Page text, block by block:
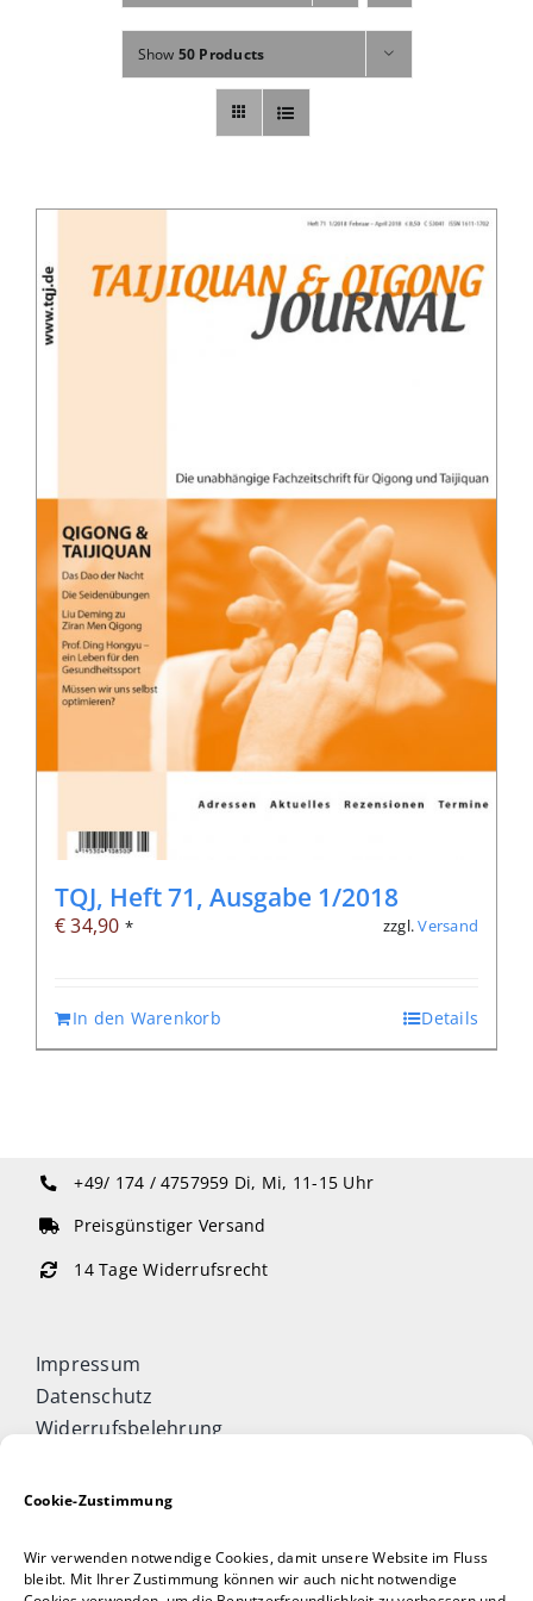
Cookie-Zustimmung
Wir verwenden notwendige Cookies, damit unsere Website im Fluss
bleibt. Mit Ihrer Zustimmung können wir auch nicht notwendige
Fachbücher
Poster, Karten, Medien
Show 50 Products
TQJ, Heft 71, Ausgabe 1/2018
€34,90 * zzgl.Versand
In den Warenkorb Details
+49/ 174 / 4757959 Di, Mi, 11-15 Uhr
Preisgünstiger Versand
14 Tage Widerrufsrecht
Impressum
Datenschutz
Widerrufsbelehrung
Allgemeine Geschäftsbedingungen
Taijiquan & Qigong Journal